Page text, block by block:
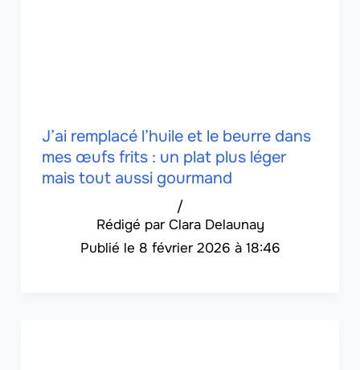
J’ai remplacé l’huile et le beurre dans
mes œufs frits : un plat plus léger
mais tout aussi gourmand
Clara Delaunay
/
8 février 2026 à 18:46